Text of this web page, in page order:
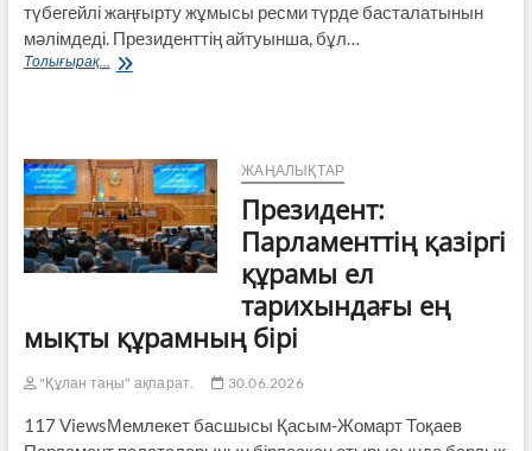
түбегейлі жаңғырту жұмысы ресми түрде басталатынын
мәлімдеді. Президенттің айтуынша, бұл…
Толығырақ... Президент:
басқарудың
жаңа
кезеңіне
қадам
басады
ЖАҢАЛЫҚТАР
Президент:
Парламенттің қазіргі
құрамы ел
тарихындағы ең
мықты құрамның бірі
"Құлан таңы" ақпарат. 30.06.2026
117 ViewsМемлекет басшысы Қасым-Жомарт Тоқаев